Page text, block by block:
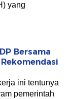
yang
Bersama
ini tentunya
pemerintah